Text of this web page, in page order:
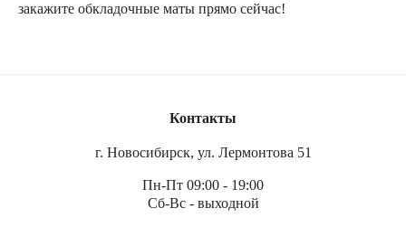
крепления — изготовим точно по вашим параметрам в
закажите обкладочные маты прямо сейчас!
Контакты
г. Новосибирск, ул. Лермонтова 51
Пн-Пт 09:00 - 19:00
Сб-Вс - выходной